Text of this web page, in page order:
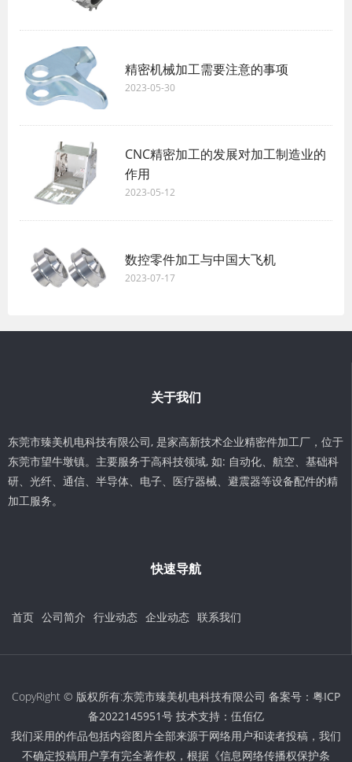
精密机械加工需要注意的事项
2023-05-30
CNC精密加工的发展对加工制造业的
作用
2023-05-12
数控零件加工与中国大飞机
2023-07-17
关于我们
东莞市臻美机电科技有限公司, 是家高新技术企业精密件加工厂，位于
东莞市望牛墩镇。主要服务于高科技领域, 如: 自动化、航空、基础科
研、光纤、通信、半导体、电子、医疗器械、避震器等设备配件的精
加工服务。
快速导航
首页 公司简介 行业动态 企业动态 联系我们
CopyRight © 版权所有:东莞市臻美机电科技有限公司 备案号： 粤ICP
备2022145951号 技术支持： 伍佰亿
我们采用的作品包括内容图片全部来源于网络用户和读者投稿，我们
不确定投稿用户享有完全著作权，根据《信息网络传播权保护条